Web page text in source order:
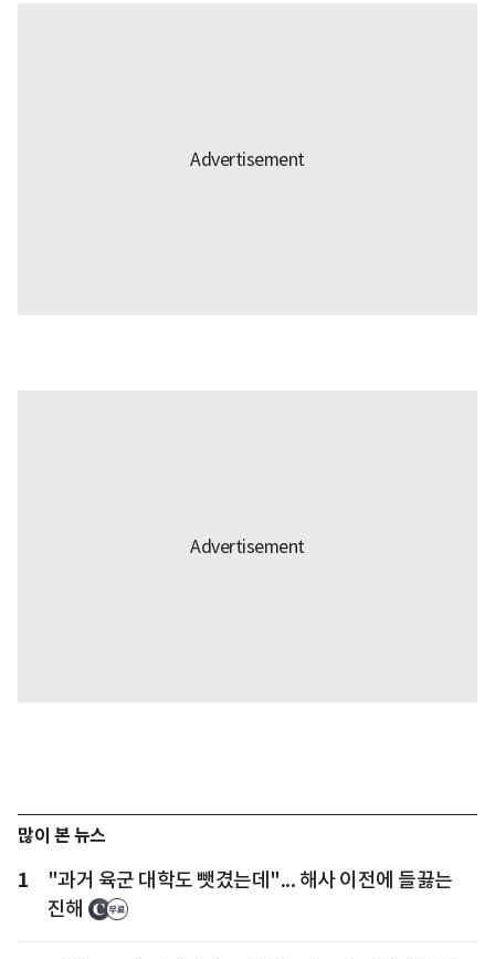
많이 본 뉴스
1
"과거 육군 대학도 뺏겼는데"... 해사 이전에 들끓는
진해